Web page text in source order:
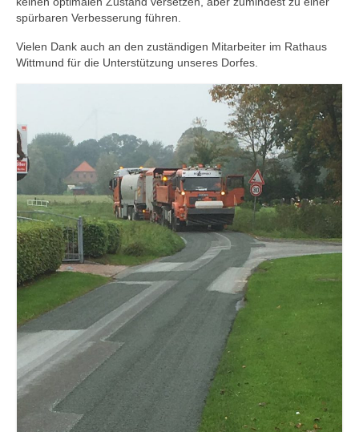
Alte Fotos vom Dorf
Buchung Dorfgemeinschaftshaus
Vereine
Buchung Dorfgemeinschaftshaus
Nordseeurlaub in Buttforde!
Bilder
spürbaren Verbesserung führen.
Vielen Dank auch an den zuständigen Mitarbeiter im Rathaus
Wittmund für die Unterstützung unseres Dorfes.